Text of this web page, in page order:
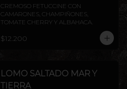
CREMOSO FETUCCINE CON
CAMARONES, CHAMPIÑONES,
TOMATE CHERRY Y ALBAHACA.
$12.200
LOMO SALTADO MAR Y
TIERRA